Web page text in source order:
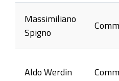
Massimiliano
Spigno
Aldo Werdin